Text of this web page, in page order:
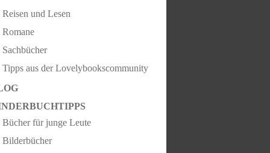
Reisen und Lesen
Romane
Sachbücher
Tipps aus der Lovelybookscommunity
Bücher für junge Leute
Bilderbücher